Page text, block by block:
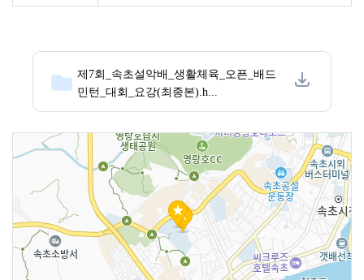
제7회_속초설악배_생활체육_오픈_배드
민턴_대회_요강(최종본).h...